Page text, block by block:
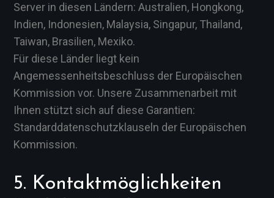
Server in diesen Ländern: Australien, Hongkong,
Indien, Indonesien, Malaysia, Singapur, Thailand,
Taiwan, Brasilien, Mexiko.
Für diese Länder liegt kein
Angemessenheitsbeschluss der Europäischen
Kommission vor. Unsere Zusammenarbeit mit
Ihnen stützt sich auf diese Garantien:
Standarddatenschutzklauseln der Europäischen
Kommission.
5. Kontaktmöglichkeiten